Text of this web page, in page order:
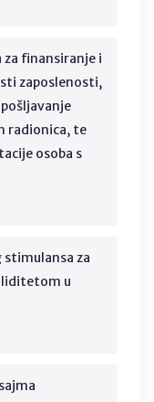
za finansiranje i
zaposlenosti,
radionica, te
osoba s
stimulansa za
u